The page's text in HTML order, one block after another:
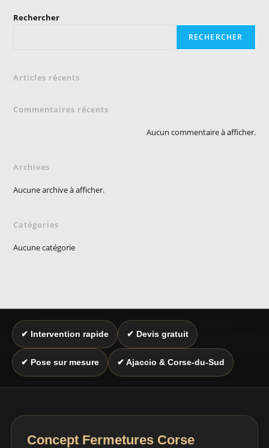
Rechercher
RECHERCHER
Articles récents
Commentaires récents
Aucun commentaire à afficher.
Archives
Aucune archive à afficher.
Catégories
Aucune catégorie
✔ Intervention rapide ✔ Devis gratuit
✔ Pose sur mesure ✔ Ajaccio & Corse-du-Sud
Concept Fermetures Corse